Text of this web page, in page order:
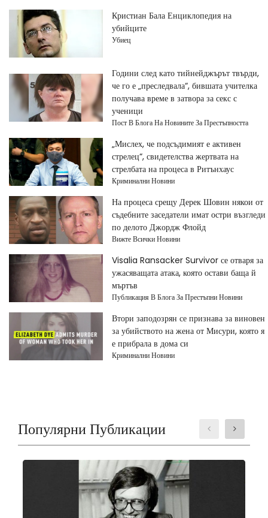
Кристиан Бала Енциклопедия на
убийците
Убиец
Години след като тийнейджърът твърди,
че го е „преследвала“, бившата учителка
получава време в затвора за секс с
ученици
Пост В Блога На Новините За Престъпността
„Мислех, че подсъдимият е активен
стрелец“, свидетелства жертвата на
стрелбата на процеса в Ритънхаус
Криминални Новини
На процеса срещу Дерек Шовин някои от
съдебните заседатели имат остри възгледи
по делото Джордж Флойд
Вижте Всички Новини
Visalia Ransacker Survivor се отваря за
ужасяващата атака, която остави баща й
мъртъв
Публикация В Блога За Престъпни Новини
Втори заподозрян се признава за виновен
за убийството на жена от Мисури, която я
е прибрала в дома си
Криминални Новини
Популярни Публикации